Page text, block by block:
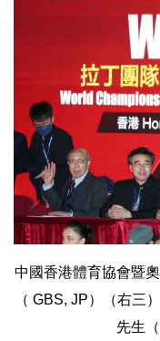
中國香港體育協會暨
（ GBS, JP）（右三
先生